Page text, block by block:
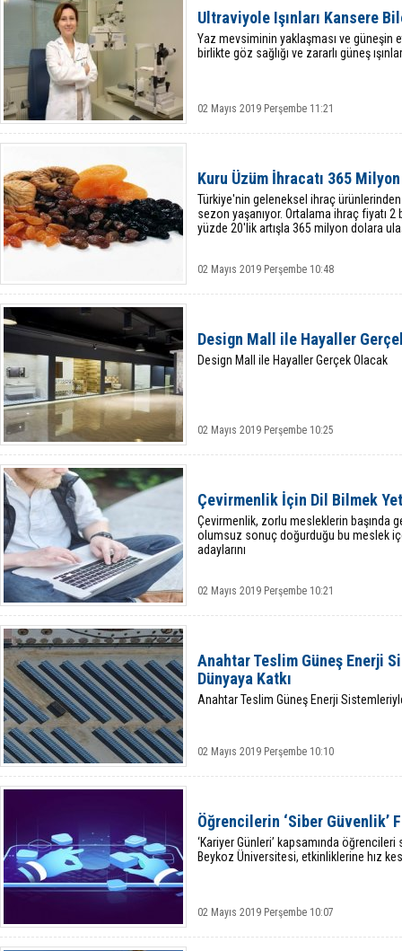
Ultraviyole Işınları Kansere
Yaz mevsiminin yaklaşması ve
birlikte göz sağlığı ve zararlı güneş
02 Mayıs 2019 Perşembe 11:21
Kuru Üzüm İhracatı 365
Türkiye'nin geleneksel ihraç
sezon yaşanıyor. Ortalama ihraç fiyatı 2
yüzde 20'lik artışla 365 milyon dolara
02 Mayıs 2019 Perşembe 10:48
Design Mall ile Hayaller
Design Mall ile Hayaller Gerçek Olacak
02 Mayıs 2019 Perşembe 10:25
Çevirmenlik İçin Dil Bilmek
Çevirmenlik, zorlu mesleklerin başında
olumsuz sonuç doğurduğu bu meslek
adaylarını
02 Mayıs 2019 Perşembe 10:21
Anahtar Teslim Güneş Enerji
Dünyaya Katkı
Anahtar Teslim Güneş Enerji
02 Mayıs 2019 Perşembe 10:10
Öğrencilerin ‘Siber Güvenlik’
‘Kariyer Günleri’ kapsamında
Beykoz Üniversitesi, etkinliklerine hız
02 Mayıs 2019 Perşembe 10:07